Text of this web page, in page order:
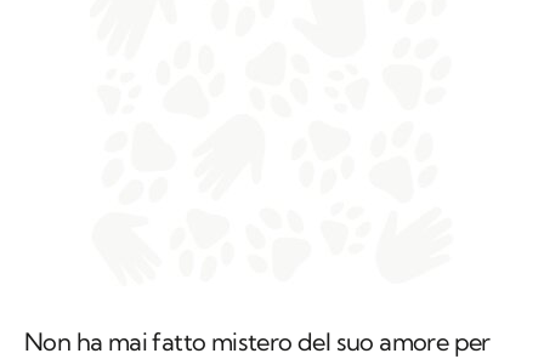
Non ha mai fatto mistero del suo amore per